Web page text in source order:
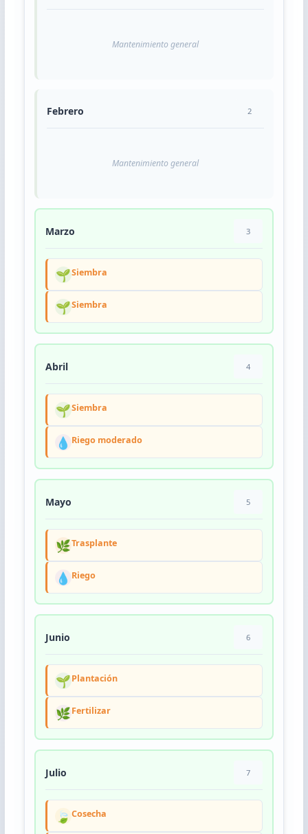
Mantenimiento general
Febrero 2
Mantenimiento general
Marzo 3
🌱Siembra
🌱Siembra
Abril 4
🌱Siembra
💧 Riego moderado
Mayo 5
🌿Trasplante
💧 Riego
Junio 6
🌱Plantación
🌿Fertilizar
Julio 7
🍃 Cosecha